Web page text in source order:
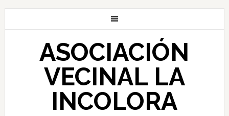
ASOCIACIÓN
VECINAL LA
INCOLORA